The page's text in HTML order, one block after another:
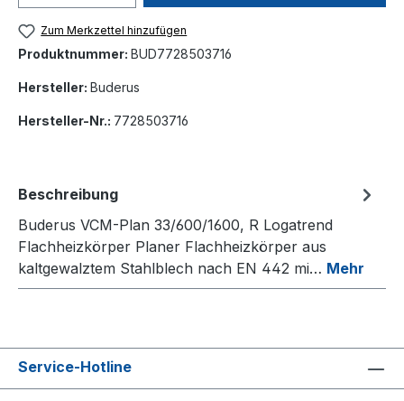
Zum Merkzettel hinzufügen
Produktnummer: BUD7728503716
Hersteller: Buderus
Hersteller-Nr.: 7728503716
Beschreibung
Buderus VCM-Plan 33/600/1600, R Logatrend
Flachheizkörper Planer Flachheizkörper aus
kaltgewalztem Stahlblech nach EN 442 mi… Mehr
Service-Hotline